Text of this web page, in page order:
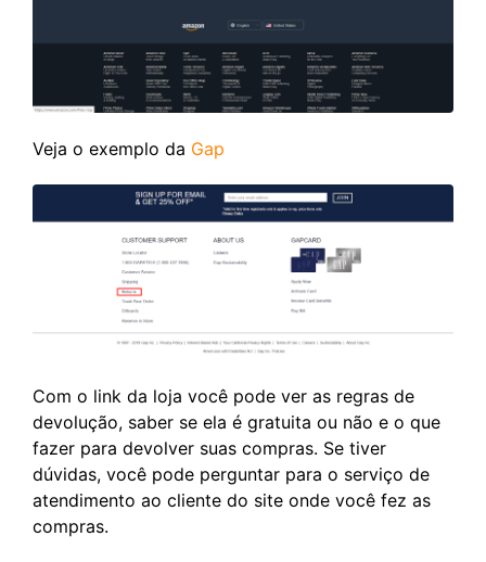
Veja o exemplo da Gap
Com o link da loja você pode ver as regras de
devolução, saber se ela é gratuita ou não e o que
fazer para devolver suas compras. Se tiver
dúvidas, você pode perguntar para o serviço de
atendimento ao cliente do site onde você fez as
compras.